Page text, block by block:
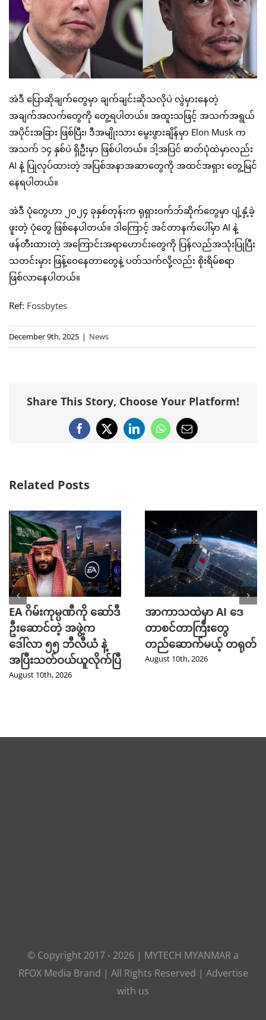
အဲဒီ ပြောဆိုချက်တွေမှာ ချက်ချင်းဆိုသလိုပဲ လွဲမှားနေတဲ့
အချက်အလက်တွေကို တွေ့ရပါတယ်။ အထူးသဖြင့် အသက်အရွယ်
အပိုင်းအခြား ဖြစ်ပြီး၊ ဒီအမျိုးသား မွေးဖွားချိန်မှာ Elon Musk က
အသက် ၁၄ နှစ်ပဲ ရှိဦးမှာ ဖြစ်ပါတယ်။ ဒါ့အပြင် ဓာတ်ပုံထဲမှာလည်း
AI နဲ့ ပြုလုပ်ထားတဲ့ အပြစ်အနာအဆာတွေကို အထင်အရှား တွေ့မြင်
နေရပါတယ်။
အဲဒီ ပုံတွေဟာ ၂၀၂၄ ခုနှစ်တုန်းက ရုရှားဝက်ဘ်ဆိုက်တွေမှာ ပျံ့နှံ့ခဲ့
ဖူးတဲ့ ပုံတွေ ဖြစ်နေပါတယ်။ ဒါကြောင့် အင်တာနက်ပေါ်မှာ AI နဲ့
ဖန်တီးထားတဲ့ အကြောင်းအရာဟောင်းတွေကို ပြန်လည်အသုံးပြုပြီး
သတင်းမှား ဖြန့်ဝေနေတာတွေနဲ့ ပတ်သက်လို့လည်း စိုးရိမ်စရာ
ဖြစ်လာနေပါတယ်။
Ref: Fossbytes
December 9th, 2025 | News
Share This Story, Choose Your Platform!
Facebook
X LinkedInWhatsApp
Email
Related Posts
EA ဂိမ်းကုမ္ပဏီကို ဆော်ဒီ
ဦးဆောင်တဲ့ အဖွဲ့က
ဒေါ်လာ ၅၅ ဘီလီယံ နဲ့
အပြီးသတ်ဝယ်ယူလိုက်ပြီ
August 10th, 2026
အာကာသထဲမှာ AI ဒေ
တာစင်တာကြီးတွေ
တည်ဆောက်မယ့် တရုတ်
August 10th, 2026
© Copyright 2017 - 2026 | MYTECH MYANMAR a
RFOX Media Brand | All Rights Reserved | Advertise
with us